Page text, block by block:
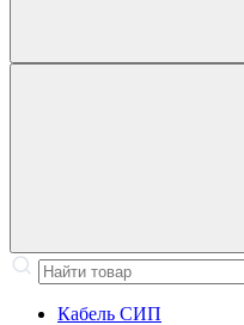
Кабель СИП